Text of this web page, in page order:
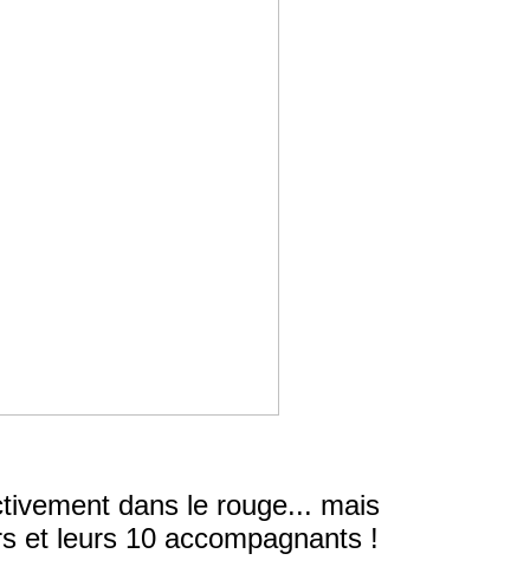
dans le rouge... mais
et leurs 10 accompagnants !